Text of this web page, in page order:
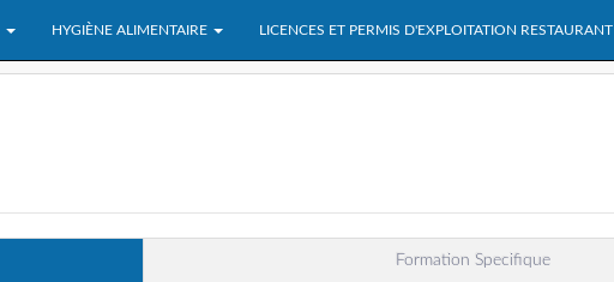
HYGIÈNE ALIMENTAIRE LICENCES ET PERMIS D'EXPLOITATION RESTAURANT
Formation Specifique